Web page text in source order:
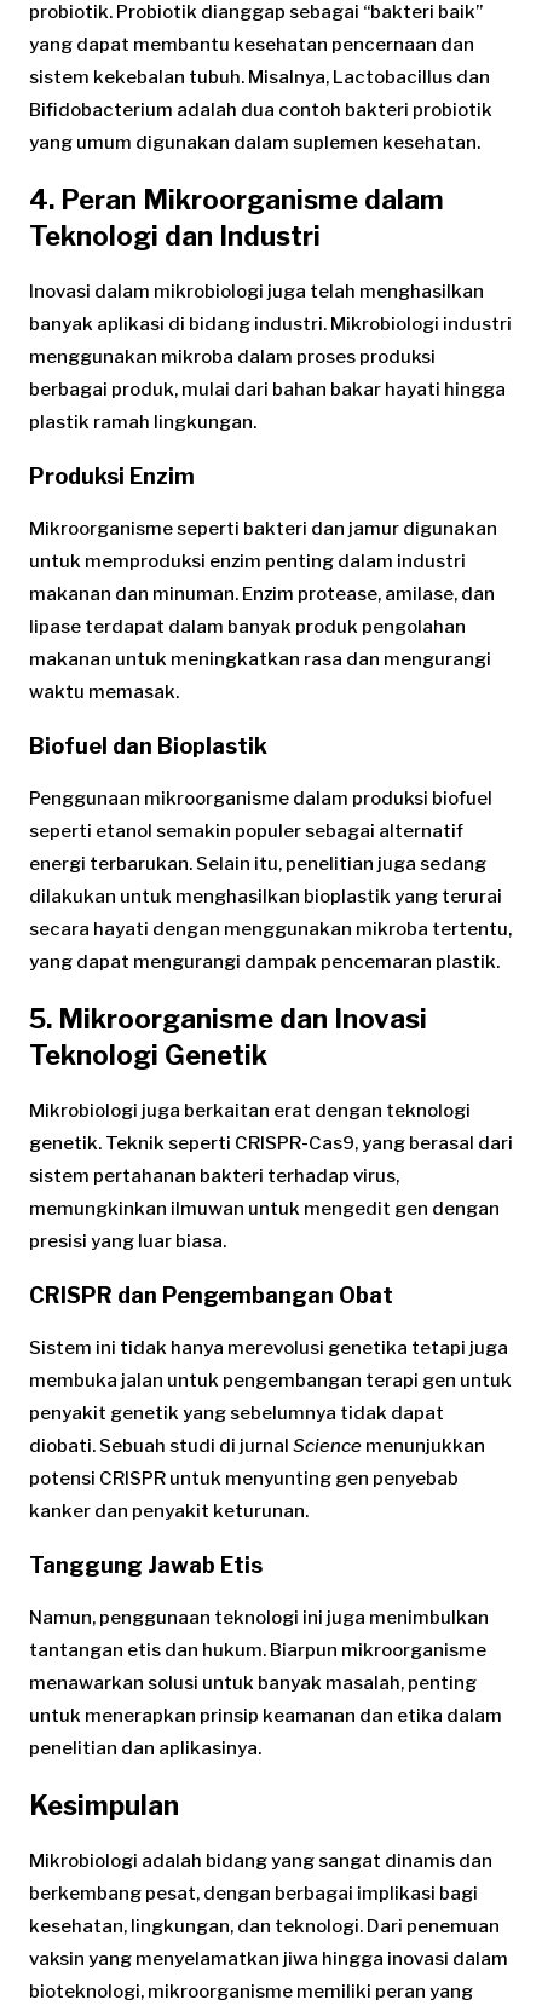
probiotik. Probiotik dianggap sebagai “bakteri baik”
yang dapat membantu kesehatan pencernaan dan
sistem kekebalan tubuh. Misalnya, Lactobacillus dan
Bifidobacterium adalah dua contoh bakteri probiotik
yang umum digunakan dalam suplemen kesehatan.
4. Peran Mikroorganisme dalam
Teknologi dan Industri
Inovasi dalam mikrobiologi juga telah menghasilkan
banyak aplikasi di bidang industri. Mikrobiologi industri
menggunakan mikroba dalam proses produksi
berbagai produk, mulai dari bahan bakar hayati hingga
plastik ramah lingkungan.
Produksi Enzim
Mikroorganisme seperti bakteri dan jamur digunakan
untuk memproduksi enzim penting dalam industri
makanan dan minuman. Enzim protease, amilase, dan
lipase terdapat dalam banyak produk pengolahan
makanan untuk meningkatkan rasa dan mengurangi
waktu memasak.
Biofuel dan Bioplastik
Penggunaan mikroorganisme dalam produksi biofuel
seperti etanol semakin populer sebagai alternatif
energi terbarukan. Selain itu, penelitian juga sedang
dilakukan untuk menghasilkan bioplastik yang terurai
secara hayati dengan menggunakan mikroba tertentu,
yang dapat mengurangi dampak pencemaran plastik.
5. Mikroorganisme dan Inovasi
Teknologi Genetik
Mikrobiologi juga berkaitan erat dengan teknologi
genetik. Teknik seperti CRISPR-Cas9, yang berasal dari
sistem pertahanan bakteri terhadap virus,
memungkinkan ilmuwan untuk mengedit gen dengan
presisi yang luar biasa.
CRISPR dan Pengembangan Obat
Sistem ini tidak hanya merevolusi genetika tetapi juga
membuka jalan untuk pengembangan terapi gen untuk
penyakit genetik yang sebelumnya tidak dapat
diobati. Sebuah studi di jurnal Science menunjukkan
potensi CRISPR untuk menyunting gen penyebab
kanker dan penyakit keturunan.
Tanggung Jawab Etis
Namun, penggunaan teknologi ini juga menimbulkan
tantangan etis dan hukum. Biarpun mikroorganisme
menawarkan solusi untuk banyak masalah, penting
untuk menerapkan prinsip keamanan dan etika dalam
penelitian dan aplikasinya.
Kesimpulan
Mikrobiologi adalah bidang yang sangat dinamis dan
berkembang pesat, dengan berbagai implikasi bagi
kesehatan, lingkungan, dan teknologi. Dari penemuan
vaksin yang menyelamatkan jiwa hingga inovasi dalam
bioteknologi, mikroorganisme memiliki peran yang